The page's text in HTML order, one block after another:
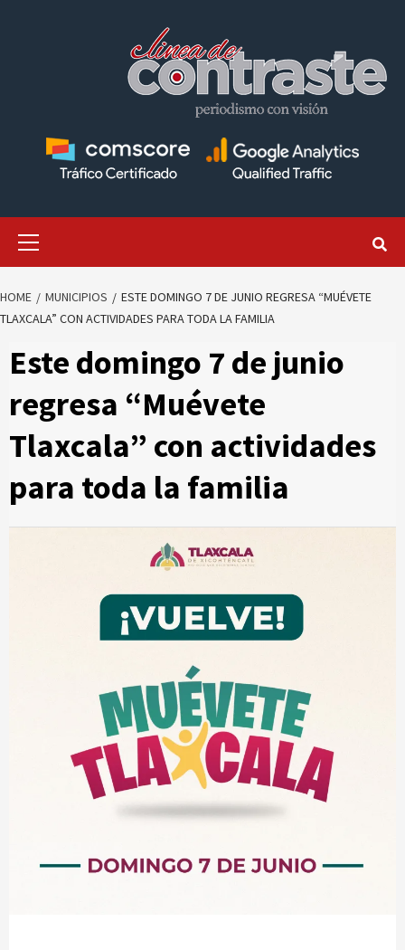
HOME MUNICIPIOS
ESTE DOMINGO 7 DE JUNIO REGRESA “MUÉVETE
TLAXCALA” CON ACTIVIDADES PARA TODA LA FAMILIA
Este domingo 7 de junio
regresa “Muévete
Tlaxcala” con actividades
para toda la familia